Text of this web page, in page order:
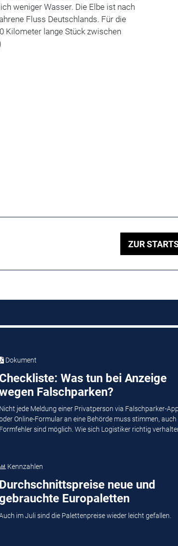
weniger Wasser. Die Elbe ist nach
Fluss Deutschlands. Für die
Kilometer lange Stück zwischen
ZUR
Dokument
Checkliste: Was tun bei Anzeige
Falschparken?
Nicht jede Meldung einer Privatperson via Falschparker-
Online-Formular an eine Behörde muss stimmen, auch
Formfehler sind möglich. Wie sich Logistiker richtig
Kennzahlen
Durchschnittspreise neue und
Europaletten
im Juli sind die Palettenpreise wieder leicht gefallen.